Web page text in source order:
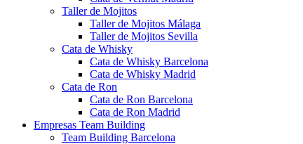
Taller de Mojitos
Taller de Mojitos Málaga
Taller de Mojitos Sevilla
Cata de Whisky
Cata de Whisky Barcelona
Cata de Whisky Madrid
Cata de Ron
Cata de Ron Barcelona
Cata de Ron Madrid
Empresas Team Building
Team Building Barcelona